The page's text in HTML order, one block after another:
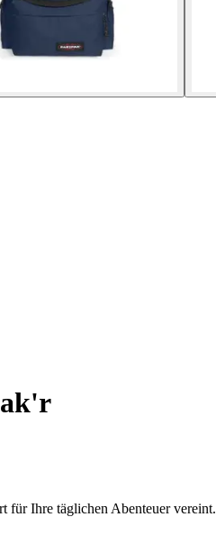
für Ihre täglichen Abenteuer vereint.